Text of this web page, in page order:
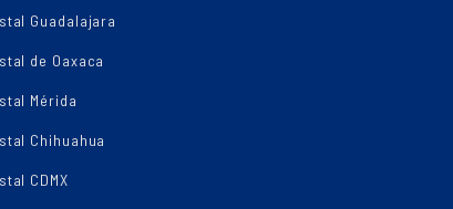
Guadalajara
de Oaxaca
Mérida
Chihuahua
CDMX